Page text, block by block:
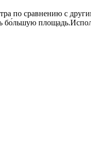
по сравнению с